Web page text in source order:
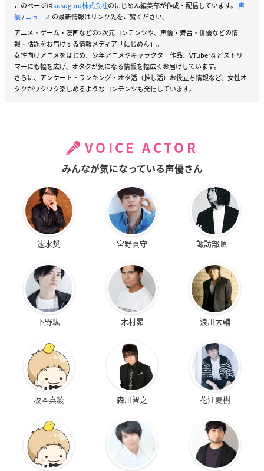
このページはkusuguru株式会社のにじめん編集部が作成・配信しています。 声
優/ニュース の最新情報はリンク先をご覧ください。
アニメ・ゲーム・漫画などの2次元コンテンツや、声優・舞台・俳優などの情
報・話題をお届けする情報メディア「にじめん」。
女性向けアニメをはじめ、少年アニメやキャラクター作品、VTuberなどストリー
マーにも幅を広げ、オタクが気になる情報を幅広くお届けしています。
さらに、アンケート・ランキング・オタ活（推し活）お役立ち情報など、女性オ
タクがワクワク楽しめるようなコンテンツも発信しています。
VOICE ACTOR
みんなが気になっている声優さん
速水奨 宮野真守 諏訪部順一
下野紘 木村昴 浪川大輔
坂本真綾 森川智之 花江夏樹